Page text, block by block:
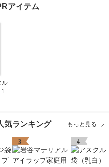
アイテム
ル
気ランキング もっと見る
3 4